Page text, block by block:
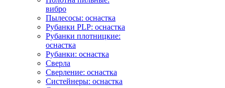
вибро
Пылесосы: оснастка
Рубанки PLP: оснастка
Рубанки плотницкие:
оснастка
Рубанки: оснастка
Сверла
Сверление: оснастка
Систейнеры: оснастка